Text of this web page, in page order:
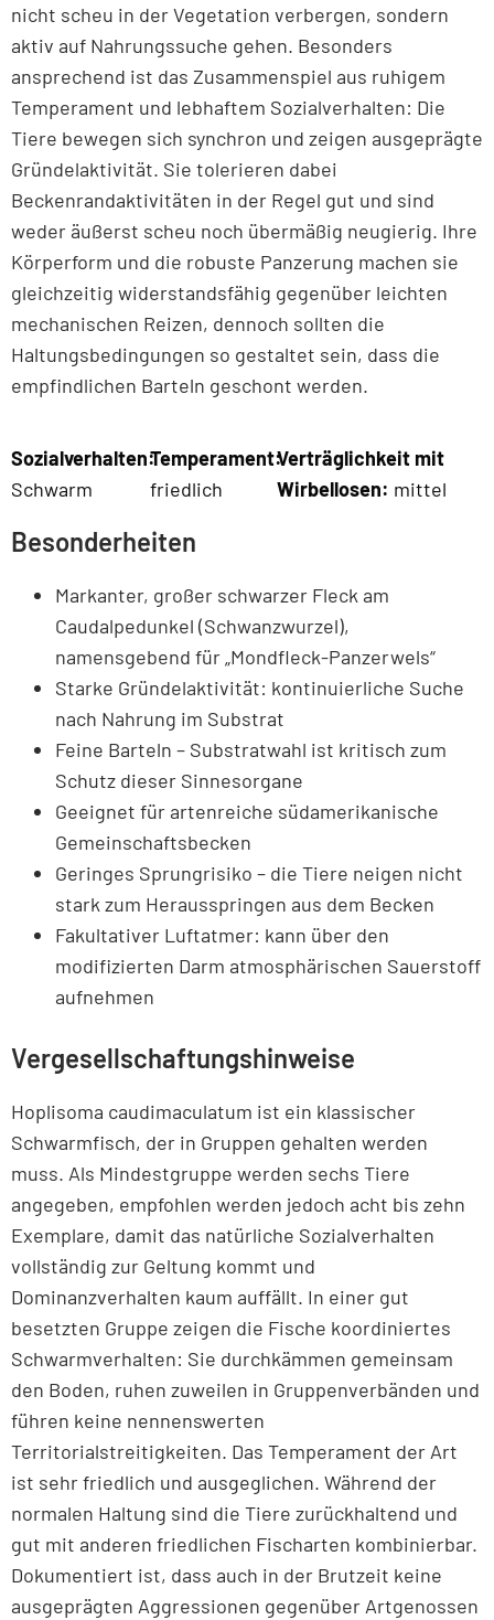
nicht scheu in der Vegetation verbergen, sondern
aktiv auf Nahrungssuche gehen. Besonders
ansprechend ist das Zusammenspiel aus ruhigem
Temperament und lebhaftem Sozialverhalten: Die
Tiere bewegen sich synchron und zeigen ausgeprägte
Gründelaktivität. Sie tolerieren dabei
Beckenrandaktivitäten in der Regel gut und sind
weder äußerst scheu noch übermäßig neugierig. Ihre
Körperform und die robuste Panzerung machen sie
gleichzeitig widerstandsfähig gegenüber leichten
mechanischen Reizen, dennoch sollten die
Haltungsbedingungen so gestaltet sein, dass die
empfindlichen Barteln geschont werden.
Sozialverhalten:
Schwarm
Temperament:
friedlich
Verträglichkeit mit
Wirbellosen: mittel
Besonderheiten
Markanter, großer schwarzer Fleck am
Caudalpedunkel (Schwanzwurzel),
namensgebend für „Mondfleck-Panzerwels“
Starke Gründelaktivität: kontinuierliche Suche
nach Nahrung im Substrat
Feine Barteln – Substratwahl ist kritisch zum
Schutz dieser Sinnesorgane
Geeignet für artenreiche südamerikanische
Gemeinschaftsbecken
Geringes Sprungrisiko – die Tiere neigen nicht
stark zum Herausspringen aus dem Becken
Fakultativer Luftatmer: kann über den
modifizierten Darm atmosphärischen Sauerstoff
aufnehmen
Vergesellschaftungshinweise
Hoplisoma caudimaculatum ist ein klassischer
Schwarmfisch, der in Gruppen gehalten werden
muss. Als Mindestgruppe werden sechs Tiere
angegeben, empfohlen werden jedoch acht bis zehn
Exemplare, damit das natürliche Sozialverhalten
vollständig zur Geltung kommt und
Dominanzverhalten kaum auffällt. In einer gut
besetzten Gruppe zeigen die Fische koordiniertes
Schwarmverhalten: Sie durchkämmen gemeinsam
den Boden, ruhen zuweilen in Gruppenverbänden und
führen keine nennenswerten
Territorialstreitigkeiten. Das Temperament der Art
ist sehr friedlich und ausgeglichen. Während der
normalen Haltung sind die Tiere zurückhaltend und
gut mit anderen friedlichen Fischarten kombinierbar.
Dokumentiert ist, dass auch in der Brutzeit keine
ausgeprägten Aggressionen gegenüber Artgenossen